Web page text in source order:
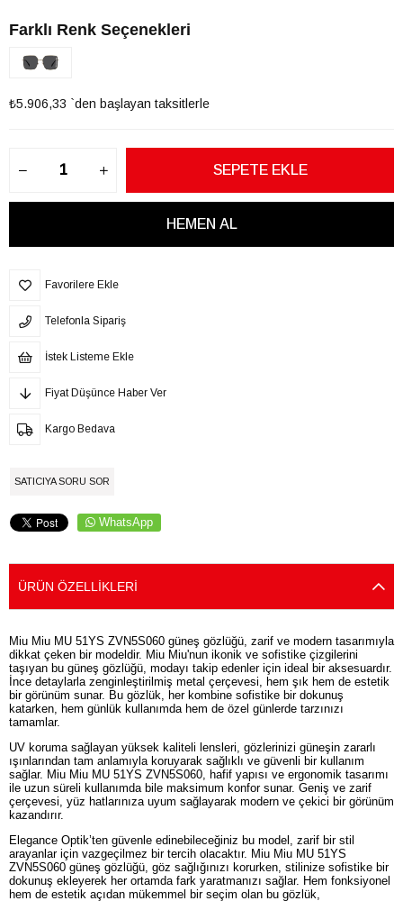
Farklı Renk Seçenekleri
₺5.906,33 `den başlayan taksitlerle
Favorilere Ekle
Telefonla Sipariş
İstek Listeme Ekle
Fiyat Düşünce Haber Ver
Kargo Bedava
SATICIYA SORU SOR
WhatsApp
ÜRÜN ÖZELLIKLERI
Miu Miu MU 51YS ZVN5S060 güneş gözlüğü, zarif ve modern tasarımıyla
dikkat çeken bir modeldir. Miu Miu'nun ikonik ve sofistike çizgilerini
taşıyan bu güneş gözlüğü, modayı takip edenler için ideal bir aksesuardır.
İnce detaylarla zenginleştirilmiş metal çerçevesi, hem şık hem de estetik
bir görünüm sunar. Bu gözlük, her kombine sofistike bir dokunuş
katarken, hem günlük kullanımda hem de özel günlerde tarzınızı
tamamlar.
UV koruma sağlayan yüksek kaliteli lensleri, gözlerinizi güneşin zararlı
ışınlarından tam anlamıyla koruyarak sağlıklı ve güvenli bir kullanım
sağlar. Miu Miu MU 51YS ZVN5S060, hafif yapısı ve ergonomik tasarımı
ile uzun süreli kullanımda bile maksimum konfor sunar. Geniş ve zarif
çerçevesi, yüz hatlarınıza uyum sağlayarak modern ve çekici bir görünüm
kazandırır.
Elegance Optik’ten güvenle edinebileceğiniz bu model, zarif bir stil
arayanlar için vazgeçilmez bir tercih olacaktır. Miu Miu MU 51YS
ZVN5S060 güneş gözlüğü, göz sağlığınızı korurken, stilinize sofistike bir
dokunuş ekleyerek her ortamda fark yaratmanızı sağlar. Hem fonksiyonel
hem de estetik açıdan mükemmel bir seçim olan bu gözlük,